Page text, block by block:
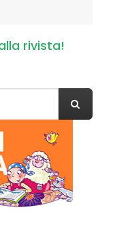
rivista!